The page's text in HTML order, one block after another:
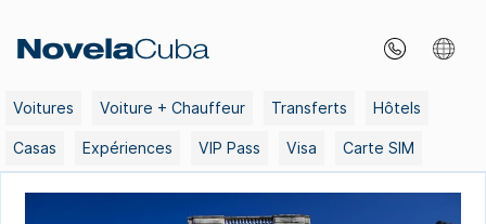
content
Voitures Voiture + Chauffeur Transferts Hôtels
Casas Expériences VIP Pass Visa Carte SIM